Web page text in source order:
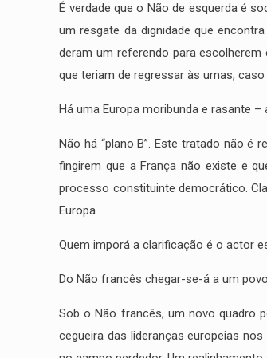
É verdade que o Não de esquerda é
um resgate da dignidade que
deram um referendo para
que teriam de regressar às urnas,
Há uma Europa moribunda e rasante
Não há “plano B”. Este tratado não é
fingirem que a França não existe e
processo constituinte democrático.
Europa.
Quem imporá a clarificação é o actor
Do Não francês chegar-se-á a um
Sob o Não francês, um novo quadro
cegueira das lideranças europeias